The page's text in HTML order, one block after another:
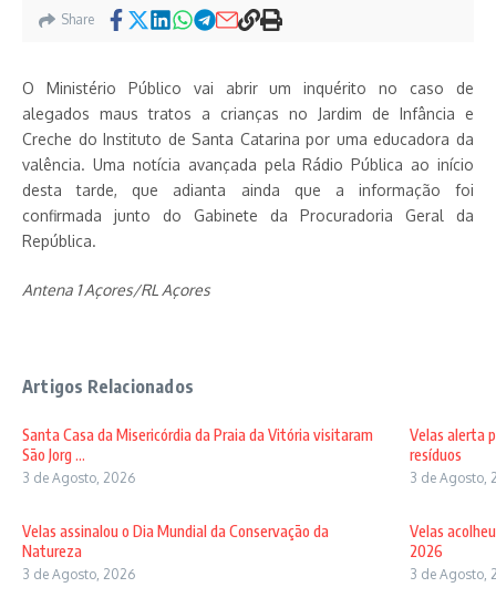
Share
O Ministério Público vai abrir um inquérito no caso de
alegados maus tratos a crianças no Jardim de Infância e
Creche do Instituto de Santa Catarina por uma educadora da
valência. Uma notícia avançada pela Rádio Pública ao início
desta tarde, que adianta ainda que a informação foi
confirmada junto do Gabinete da Procuradoria Geral da
República.
Antena 1 Açores/RL Açores
Artigos Relacionados
Santa Casa da Misericórdia da Praia da Vitória visitaram
São Jorg ...
3 de Agosto, 2026
Velas alerta
resíduos
3 de Agosto,
Velas assinalou o Dia Mundial da Conservação da
Natureza
3 de Agosto, 2026
Velas
2026
3 de Agosto,